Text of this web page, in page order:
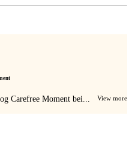
Carefree Moment bei... View more